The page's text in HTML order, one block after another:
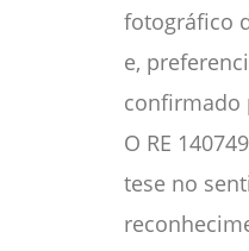
fotográfico
e,
confirmado
O RE
tese no